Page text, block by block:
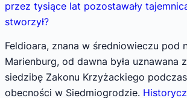
przez tysiące lat pozostawały
stworzył?
Feldioara, znana w średniowieczu pod
Marienburg, od dawna była uznawana
siedzibę Zakonu Krzyżackiego
obecności w Siedmiogrodzie.